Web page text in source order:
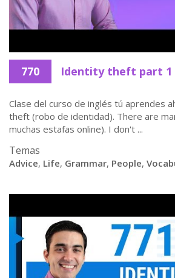
770 Identity theft part 1
Clase del curso de inglés tú aprendes
theft (robo de identidad). There are
muchas estafas online). I don't ...
Temas
Advice, Life, Grammar, People,